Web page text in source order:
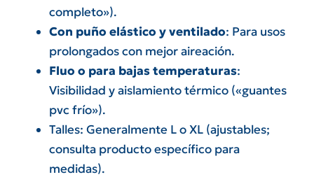
completo»).
Con puño elástico y ventilado: Para usos
prolongados con mejor aireación.
Fluo o para bajas temperaturas:
Visibilidad y aislamiento térmico («guantes
pvc frío»).
Talles: Generalmente L o XL (ajustables;
consulta producto específico para
medidas).